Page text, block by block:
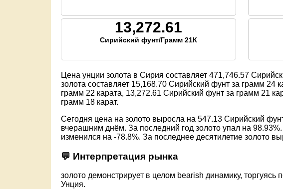
13,272.61
Сирийский фунт/Грамм 21К
Цена унции золота в Сирия составляет 471,746.57
золота составляет 15,168.70 Сирийский фунт за грамм 24
грамм 22 карата, 13,272.61 Сирийский фунт за грамм 21
грамм 18 карат.
Сегодня цена на золото выросла на 547.13 Сирийский
вчерашним днём. За последний год золото упал на
изменился на -78.8%. За последнее десятилетие золото
💬 Интерпретация рынка
золото демонстрирует в целом bearish динамику,
Унция.